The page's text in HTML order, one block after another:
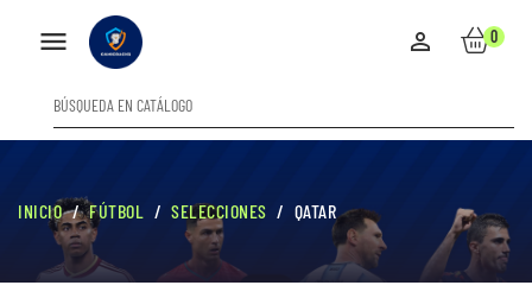
 0

INICIO FÚTBOL SELECCIONES QATAR